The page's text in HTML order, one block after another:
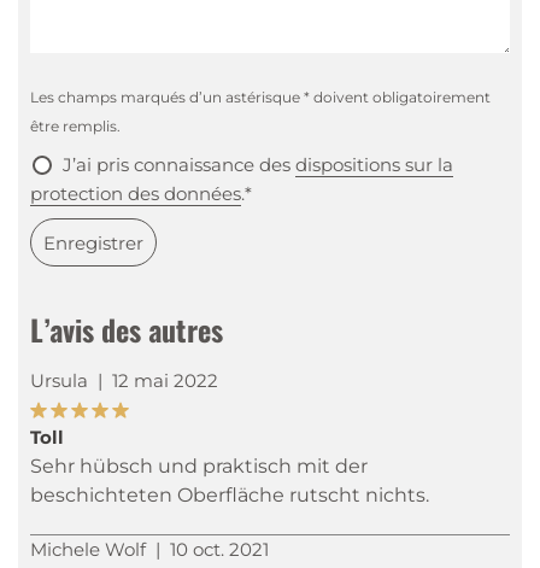
L’avis des autres
Ursula | 12 mai 2022
Toll
Sehr hübsch und praktisch mit der
beschichteten Oberfläche rutscht nichts.
Michele Wolf | 10 oct. 2021
Les champs marqués d’un astérisque * doivent obligatoirement
être remplis.
J’ai pris connaissance des dispositions sur la
protection des données.*
Enregistrer